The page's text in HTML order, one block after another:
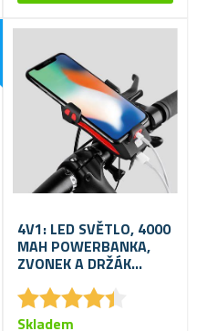
4V1: LED SVĚTLO, 4000
MAH POWERBANKA,
ZVONEK A DRŽÁK
★★★★★
★★★★★
Skladem